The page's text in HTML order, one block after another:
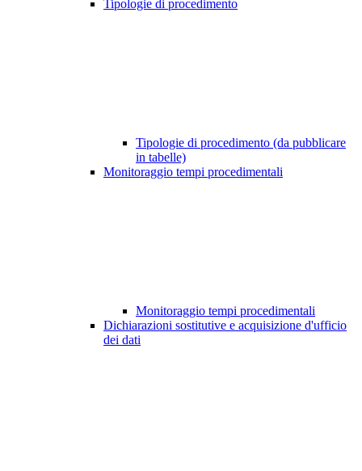
Tipologie di procedimento
Tipologie di procedimento (da pubblicare
in tabelle)
Monitoraggio tempi procedimentali
Monitoraggio tempi procedimentali
Dichiarazioni sostitutive e acquisizione d'ufficio
dei dati